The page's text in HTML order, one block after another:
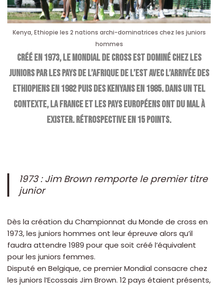
Kenya, Ethiopie les 2 nations archi-dominatrices chez les juniors
hommes
Créé en 1973, le Mondial de cross est dominé chez les
juniors par les pays de l’Afrique de l’Est avec l’arrivée des
Ethiopiens en 1982 puis des Kenyans en 1985. Dans un tel
contexte, la France et les pays européens ont du mal à
exister. Rétrospective en 15 points.
1973 : Jim Brown remporte le premier titre
junior
Dès la création du Championnat du Monde de cross en
1973, les juniors hommes ont leur épreuve alors qu’il
faudra attendre 1989 pour que soit créé l’équivalent
pour les juniors femmes.
Disputé en Belgique, ce premier Mondial consacre chez
les juniors l’Ecossais Jim Brown. 12 pays étaient présents,